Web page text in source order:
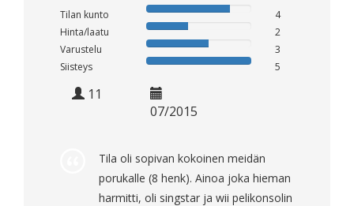
Tilan kunto
4
Hinta/laatu
2
Varustelu
3
Siisteys
5
11
07/2015
Tila oli sopivan kokoinen meidän
porukalle (8 henk). Ainoa joka hieman
harmitti, oli singstar ja wii pelikonsolin